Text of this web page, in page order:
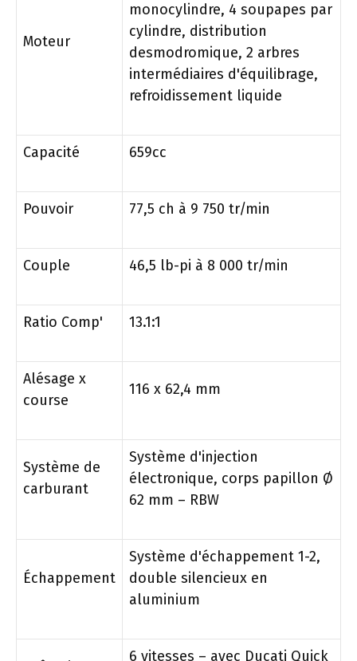
Moteur
monocylindre, 4 soupapes par
cylindre, distribution
desmodromique, 2 arbres
intermédiaires d'équilibrage,
refroidissement liquide
Capacité 659cc
Pouvoir 77,5 ch à 9 750 tr/min
Couple 46,5 lb-pi à 8 000 tr/min
Ratio Comp' 13.1:1
Alésage x
course
116 x 62,4 mm
Système de
carburant
Système d'injection
électronique, corps papillon Ø
62 mm – RBW
Échappement
Système d'échappement 1-2,
double silencieux en
aluminium
6 vitesses – avec Ducati Quick